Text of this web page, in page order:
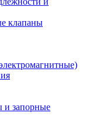
клапаны
и запорные